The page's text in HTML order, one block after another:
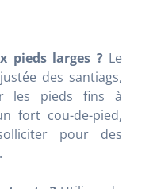
pieds larges ?Le
des santiags,
les pieds fins à
fort cou-de-pied,
pour des